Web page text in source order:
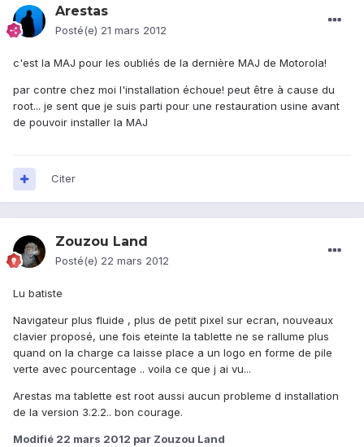
Arestas
Posté(e) 21 mars 2012
c'est la MAJ pour les oubliés de la dernière MAJ de Motorola!
par contre chez moi l'installation échoue! peut être à cause du
root... je sent que je suis parti pour une restauration usine avant
de pouvoir installer la MAJ
Citer
Zouzou Land
Posté(e) 22 mars 2012
Lu batiste
Navigateur plus fluide , plus de petit pixel sur ecran, nouveaux
clavier proposé, une fois eteinte la tablette ne se rallume plus
quand on la charge ca laisse place a un logo en forme de pile
verte avec pourcentage .. voila ce que j ai vu...
Arestas ma tablette est root aussi aucun probleme d installation
de la version 3.2.2.. bon courage.
Modifié 22 mars 2012 par Zouzou Land